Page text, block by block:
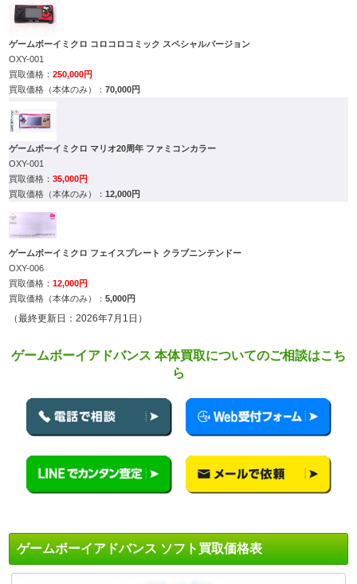
ゲームボーイミクロ コロコロコミック スペシャルバージョン
OXY-001
250,000円
70,000円
ゲームボーイミクロ マリオ20周年 ファミコンカラー
OXY-001
35,000円
12,000円
ゲームボーイミクロ フェイスプレート クラブニンテンドー
OXY-006
12,000円
5,000円
（最終更新日：2026年7月1日）
ゲームボーイアドバンス 本体買取についてのご相談はこち
ら
ゲームボーイアドバンス ソフト買取価格表